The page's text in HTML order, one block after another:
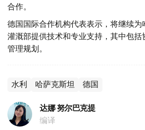
合作。
德国国际合作机构代表表示，将继续为
灌溉部提供技术和专业支持，其中包
管理规划。
水利 哈萨克斯坦 德国
达娜 努尔巴克提
编译